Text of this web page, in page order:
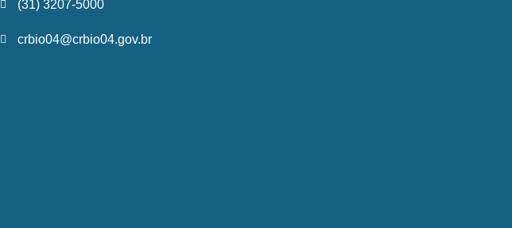
(31) 3207-5000
crbio04@crbio04.gov.br